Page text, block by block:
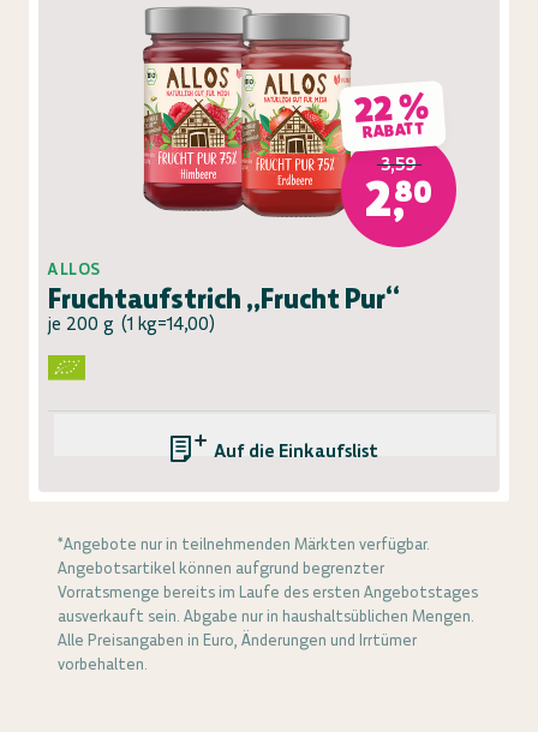
22 %
RABATT
3,59
2,80
ALLOS
Fruchtaufstrich „Frucht Pur“
je 200 g (1 kg=14,00)
Auf die Einkaufsliste
*Angebote nur in teilnehmenden Märkten verfügbar.
Angebotsartikel können aufgrund begrenzter
Vorratsmenge bereits im Laufe des ersten Angebotstages
ausverkauft sein. Abgabe nur in haushaltsüblichen Mengen.
Alle Preisangaben in Euro, Änderungen und Irrtümer
vorbehalten.